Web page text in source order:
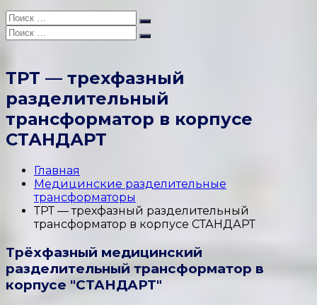
Искать:
Поиск
Искать:
Поиск
ТРТ — трехфазный
разделительный
трансформатор в корпусе
СТАНДАРТ
Главная
Медицинские разделительные
трансформаторы
ТРТ — трехфазный разделительный
трансформатор в корпусе СТАНДАРТ
Трёхфазный медицинский
разделительный трансформатор в
корпусе "СТАНДАРТ"